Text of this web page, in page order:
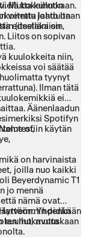
Mutta kunnon
verrata laadultaan
(itselläni on
kokeillutkaan.
johto on
edestakaisin,
Liitos on sopivan
kuulokkeita niin,
voi säätää
tyynyt
Ilman tätä
ei
Äänenlaadun
Spotifyn
käytän
of,
on harvinaista
joilla nuo kaikki
Beyerdynamic T1
jo mennä
nämä ovat
Yhdenkään
kuullut, mutta
pidän
mukavuuskaan